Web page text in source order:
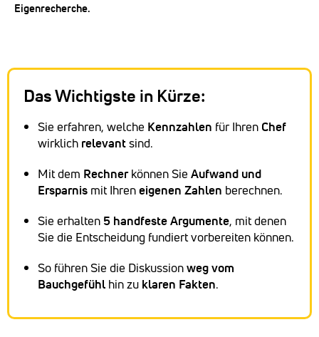
Eigenrecherche.
Das Wichtigste in Kürze:
Sie erfahren, welche Kennzahlen für Ihren Chef
wirklich relevantsind.
Mit dem Rechnerkönnen Sie Aufwand und
Ersparnis mit Ihreneigenen Zahlen berechnen.
Sie erhalten 5 handfeste Argumente, mit denen
Sie die Entscheidung fundiert vorbereiten können.
So führen Sie die Diskussionweg vom
Bauchgefühl hin zu klaren Fakten.